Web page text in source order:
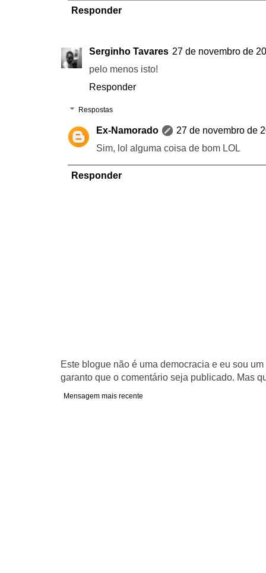
Responder
Serginho Tavares 27 de novembro de
pelo menos isto!
Responder
Respostas
Ex-Namorado
27 de novembro de
Sim, lol alguma coisa de bom LOL
Responder
Este blogue não é uma democracia e eu sou
garanto que o comentário seja publicado. Mas
Mensagem mais recente